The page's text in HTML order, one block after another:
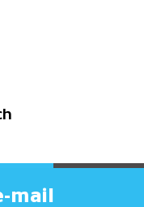
mail